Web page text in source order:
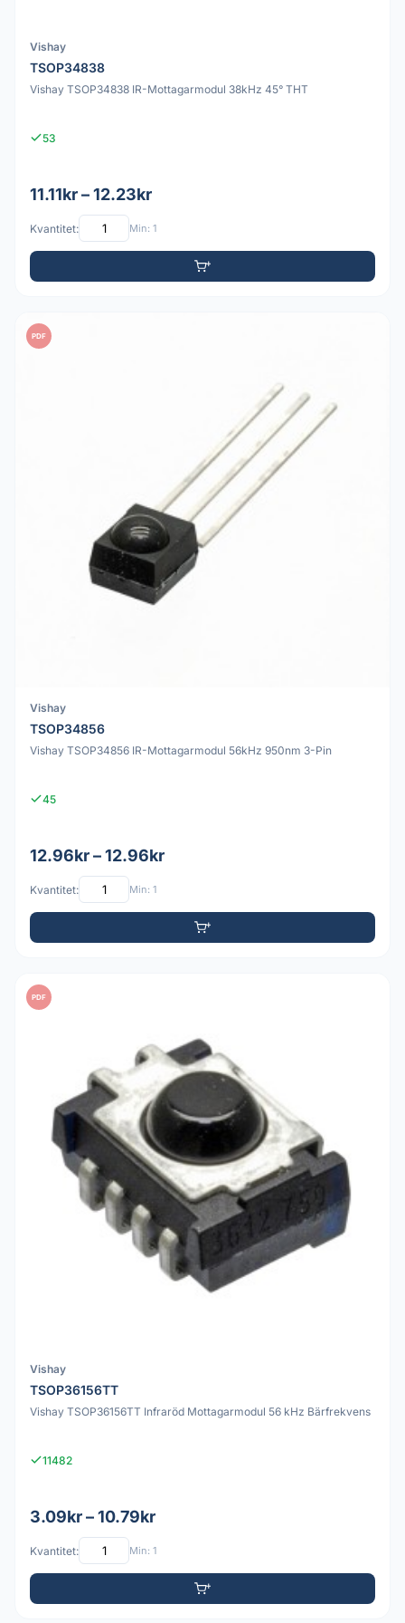
Vishay
TSOP34838
Vishay TSOP34838 IR-Mottagarmodul 38kHz 45° THT
53
11.11kr – 12.23kr
Kvantitet: Min: 1
PDF
Vishay
TSOP34856
Vishay TSOP34856 IR-Mottagarmodul 56kHz 950nm 3-Pin
45
12.96kr – 12.96kr
Kvantitet: Min: 1
PDF
Vishay
TSOP36156TT
Vishay TSOP36156TT Infraröd Mottagarmodul 56 kHz Bärfrekvens
11482
3.09kr – 10.79kr
Kvantitet: Min: 1